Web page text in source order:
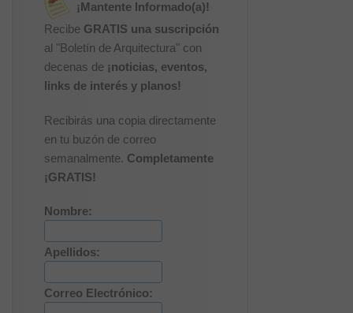
¡Mantente Informado(a)!
Recibe GRATIS una suscripción
al "Boletín de Arquitectura" con
decenas de ¡noticias, eventos,
links de interés y planos!
Recibirás una copia directamente
en tu buzón de correo
semanalmente. Completamente
¡GRATIS!
Nombre:
Apellidos:
Correo Electrónico: